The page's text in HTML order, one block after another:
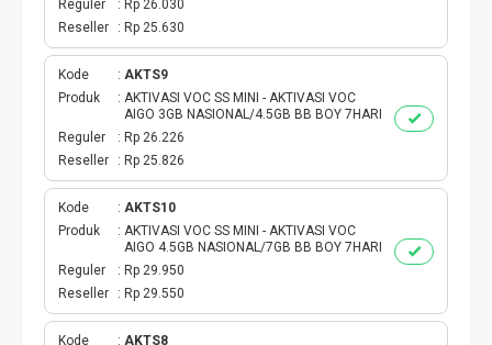
VA BEBAS NOMINAL
TRANSFER UANG
VA NOMINAL
BEBAS NOMINAL
Reguler
Rp 26.030
Reseller
Rp 25.630
Kode
AKTS9
Produk
AKTIVASI VOC SS MINI - AKTIVASI VOC
AIGO 3GB NASIONAL/4.5GB BB BOY 7HARI
Reguler
Rp 26.226
Reseller
Rp 25.826
Kode
AKTS10
Produk
AKTIVASI VOC SS MINI - AKTIVASI VOC
AIGO 4.5GB NASIONAL/7GB BB BOY 7HARI
Reguler
Rp 29.950
Reseller
Rp 29.550
Kode AKTS8